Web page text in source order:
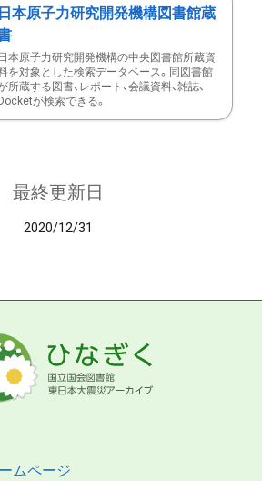
日本原子力研究開発機構図書館蔵
日本原子力研究開発機構の中央図書館所蔵資
を対象とした検索データベース。同図書館
所蔵する図書、レポート、会議資料、雑誌、
Docketが検索できる。
最終更新日
2020/12/31
ムページ